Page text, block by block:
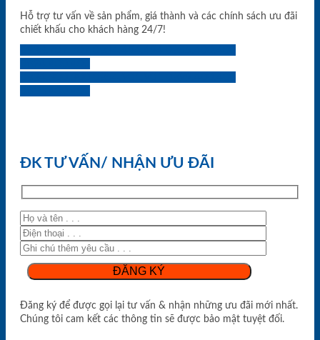
Hỗ trợ tư vấn về sản phẩm, giá thành và các chính sách ưu đãi
chiết khấu cho khách hàng 24/7!
ĐK TƯ VẤN/ NHẬN ƯU ĐÃI
Đăng ký để được gọi lại tư vấn & nhận những ưu đãi mới nhất.
Chúng tôi cam kết các thông tin sẽ được bảo mật tuyệt đối.